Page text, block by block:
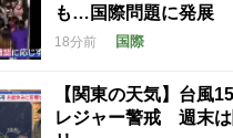
も…国際問題に発展
18分前 国際
【関東の天気】台風
レジャー警戒 週末は